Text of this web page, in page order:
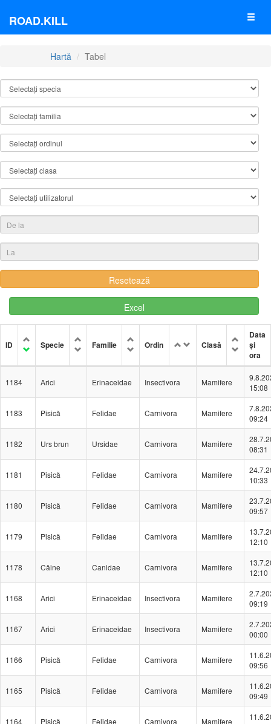
ROAD.KILL
Hartă Tabel
Excel
ID Specie Familie Ordin Clasă
Data
și
ora
1184 Arici Erinaceidae Insectivora Mamifere
15:08
1183 Pisică Felidae Carnivora Mamifere
09:24
1182 Urs brun Ursidae Carnivora Mamifere
08:31
1181 Pisică Felidae Carnivora Mamifere
10:33
1180 Pisică Felidae Carnivora Mamifere
09:57
1179 Pisică Felidae Carnivora Mamifere
12:10
1178 Câine Canidae Carnivora Mamifere
12:10
1168 Arici Erinaceidae Insectivora Mamifere
09:19
1167 Arici Erinaceidae Insectivora Mamifere
00:00
1166 Pisică Felidae Carnivora Mamifere
09:56
1165 Pisică Felidae Carnivora Mamifere
09:49
1164 Pisică Felidae Carnivora Mamifere